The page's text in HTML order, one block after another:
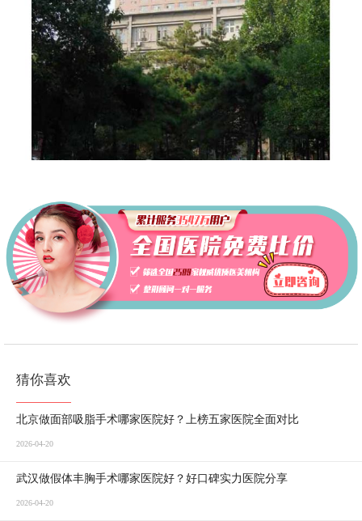
猜你喜欢
北京做面部吸脂手术哪家医院好？上榜五家医院全面对比
2026-04-20
武汉做假体丰胸手术哪家医院好？好口碑实力医院分享
2026-04-20